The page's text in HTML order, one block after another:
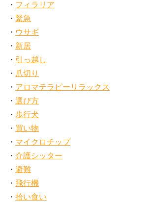
フィラリア
緊急
ウサギ
新居
引っ越し
爪切り
アロマテラピーリラックス
選び方
歩行犬
買い物
マイクロチップ
介護シッター
避難
飛行機
拾い食い